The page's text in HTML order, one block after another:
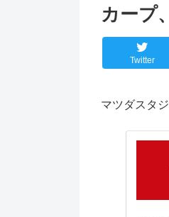
カープ
Twitter
マツダスタ